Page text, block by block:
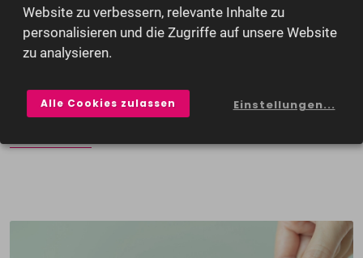
attraktive Arbeitgeber – und einige tun dies wesentlich
erfolgreicher als andere. Wie Sie als Unternehmer Ziele
setzen, passende Methoden und Instrumente
unserem Blogartikel.
Website zu verbessern, relevante Inhalte zu
personalisieren und die Zugriffe auf unsere Website
zu analysieren.
Alle Cookies zulassen Einstellungen...